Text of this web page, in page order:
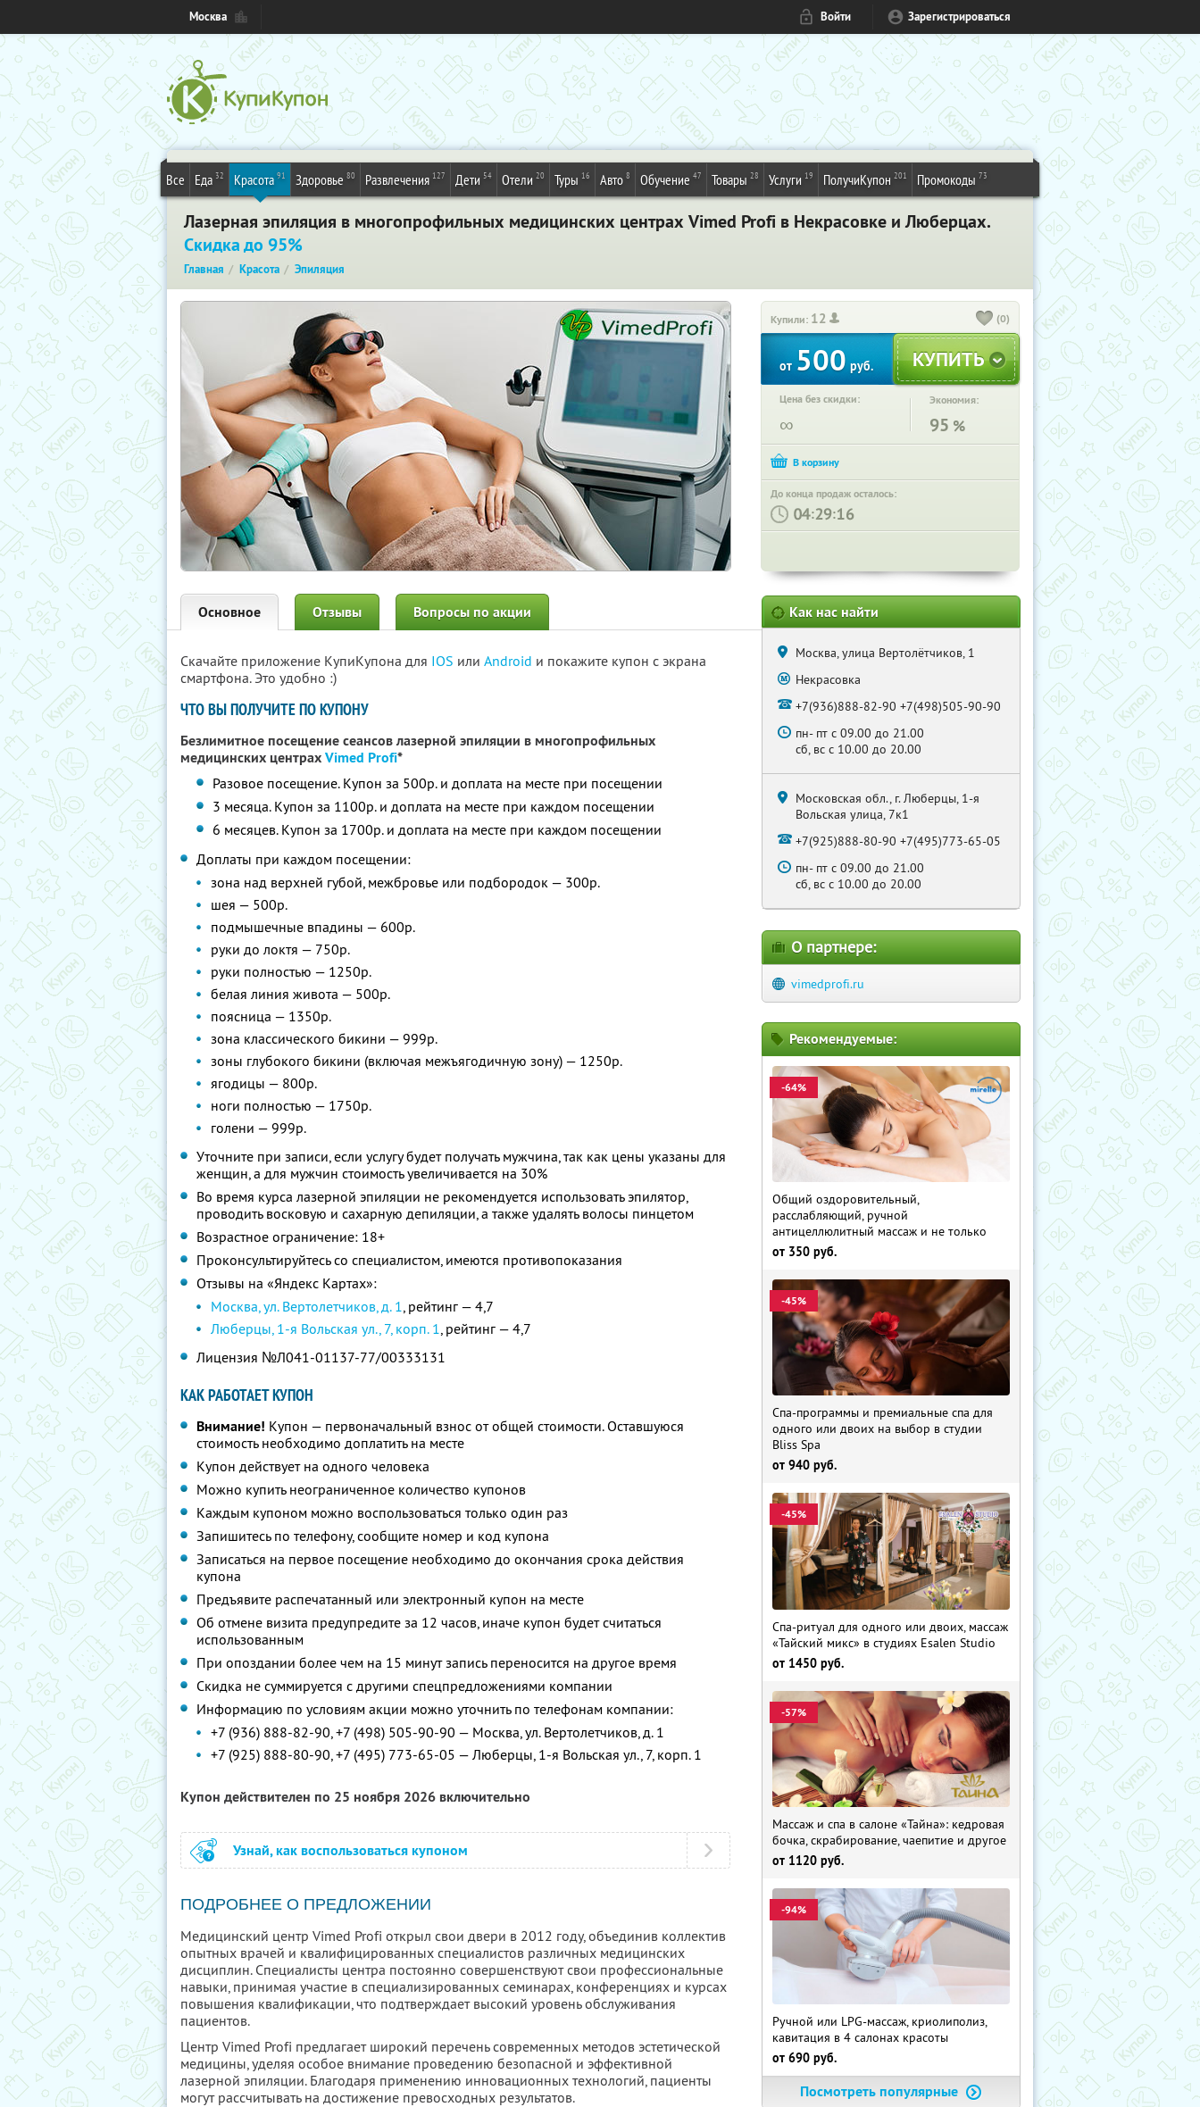
Москва Войти Зарегистрироваться
Все Еда 32 Красота 91 Здоровье 80 Развлечения 127 Дети 54 Отели 20 Туры 16 Авто 8 Обучение 47 Товары 28 Услуги 19 ПолучиКупон 201 Промокоды 73
Лазерная эпиляция в многопрофильных медицинских центрах Vimed Profi в Некрасовке и Люберцах.
Скидка до 95%
Главная Красота Эпиляция
Купили: 12 (0)
от500руб.
Цена без скидки:
∞
Экономия:
95 %
До конца продаж осталось:
: :
Основное Отзывы Вопросы по акции
Скачайте приложение КупиКупона для IOS или Android и покажите купон с экрана
смартфона. Это удобно :)
ЧТО ВЫ ПОЛУЧИТЕ ПО КУПОНУ
Безлимитное посещение сеансов лазерной эпиляции в многопрофильных
медицинских центрахVimed Profi*
Разовое посещение. Купон за 500р. и доплата на месте при посещении
3 месяца. Купон за 1100р. и доплата на месте при каждом посещении
6 месяцев. Купон за 1700р. и доплата на месте при каждом посещении
Доплаты при каждом посещении:
зона над верхней губой, межбровье или подбородок — 300р.
шея — 500р.
подмышечные впадины — 600р.
руки до локтя — 750р.
руки полностью — 1250р.
белая линия живота — 500р.
поясница — 1350р.
зона классического бикини — 999р.
зоны глубокого бикини (включая межъягодичную зону) — 1250р.
ягодицы — 800р.
ноги полностью — 1750р.
голени — 999р.
Уточните при записи, если услугу будет получать мужчина, так как цены указаны для
женщин, а для мужчин стоимость увеличивается на 30%
Во время курса лазерной эпиляции не рекомендуется использовать эпилятор,
проводить восковую и сахарную депиляции, а также удалять волосы пинцетом
Возрастное ограничение: 18+
Проконсультируйтесь со специалистом, имеются противопоказания
Отзывы на «Яндекс Картах»:
Москва, ул. Вертолетчиков, д. 1, рейтинг — 4,7
Люберцы, 1-я Вольская ул., 7, корп. 1, рейтинг — 4,7
Лицензия №Л041-01137-77/00333131
КАК РАБОТАЕТ КУПОН
Внимание! Купон — первоначальный взнос от общей стоимости. Оставшуюся
стоимость необходимо доплатить на месте
Купон действует на одного человека
Можно купить неограниченное количество купонов
Каждым купоном можно воспользоваться только один раз
Запишитесь по телефону, сообщите номер и код купона
Записаться на первое посещение необходимо до окончания срока действия
купона
Предъявите распечатанный или электронный купон на месте
Об отмене визита предупредите за 12 часов, иначе купон будет считаться
использованным
При опоздании более чем на 15 минут запись переносится на другое время
Скидка не суммируется с другими спецпредложениями компании
Информацию по условиям акции можно уточнить по телефонам компании:
+7 (936) 888-82-90, +7 (498) 505-90-90 — Москва, ул. Вертолетчиков, д. 1
+7 (925) 888-80-90, +7 (495) 773-65-05 — Люберцы, 1-я Вольская ул., 7, корп. 1
Купон действителен по 25 ноября 2026 включительно
Узнай, как воспользоваться купоном
ПОДРОБНЕЕ О ПРЕДЛОЖЕНИИ
Медицинский центр Vimed Profi открыл свои двери в 2012 году, объединив коллектив
опытных врачей и квалифицированных специалистов различных медицинских
дисциплин. Специалисты центра постоянно совершенствуют свои профессиональные
навыки, принимая участие в специализированных семинарах, конференциях и курсах
повышения квалификации, что подтверждает высокий уровень обслуживания
пациентов.
Центр Vimed Profi предлагает широкий перечень современных методов эстетической
медицины, уделяя особое внимание проведению безопасной и эффективной
лазерной эпиляции. Благодаря применению инновационных технологий, пациенты
могут рассчитывать на достижение превосходных результатов.
Как нас найти
Москва, улица Вертолётчиков, 1
Некрасовка
+7(936)888-82-90 +7(498)505-90-90
пн- пт с 09.00 до 21.00
сб, вс с 10.00 до 20.00
Московская обл., г. Люберцы, 1-я
Вольская улица, 7к1
+7(925)888-80-90 +7(495)773-65-05
пн- пт с 09.00 до 21.00
сб, вс с 10.00 до 20.00
О партнере:
vimedprofi.ru
Рекомендуемые:
-64%
Общий оздоровительный,
расслабляющий, ручной
антицеллюлитный массаж и не только
от 350 руб.
-45%
Спа-программы и премиальные спа для
одного или двоих на выбор в студии
Bliss Spa
от 940 руб.
-45%
Спа-ритуал для одного или двоих, массаж
«Тайский микс» в студиях Esalen Studio
от 1450 руб.
-57%
Массаж и спа в салоне «Тайна»: кедровая
бочка, скрабирование, чаепитие и другое
от 1120 руб.
-94%
Ручной или LPG-массаж, криолиполиз,
кавитация в 4 салонах красоты
от 690 руб.
Посмотреть популярные